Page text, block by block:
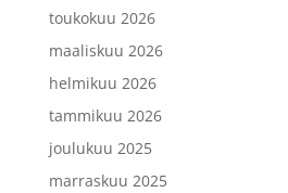
toukokuu 2026
maaliskuu 2026
helmikuu 2026
tammikuu 2026
joulukuu 2025
marraskuu 2025